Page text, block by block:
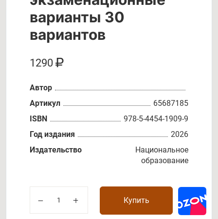
варианты 30
вариантов
1290
Автор
Артикул
65687185
ISBN
978-5-4454-1909-9
Год издания
2026
Издательство
Национальное
образование
Купить